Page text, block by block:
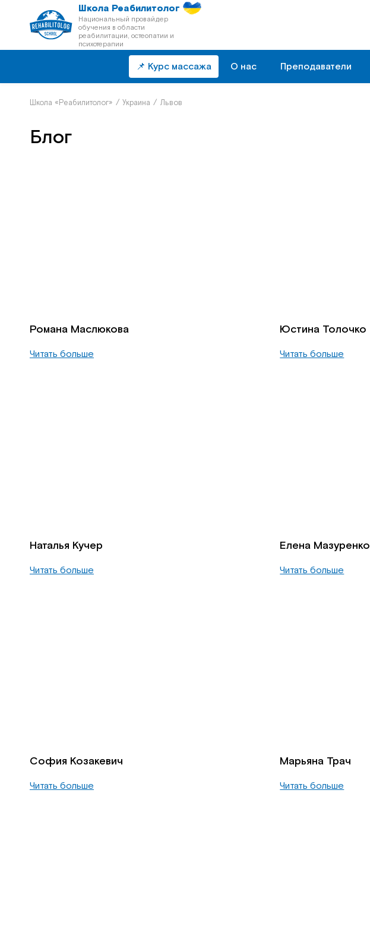
Школа Реабилитолог
Национальный провайдер
обучения в области
реабилитации, остеопатии и
психотерапии
📌 Курс массажа О нас Преподаватели
Школа «Реабилитолог» / Украина / Львов
Блог
Романа Маслюкова
Читать больше
Юстина Толочко
Читать больше
Наталья Кучер
Читать больше
Елена Мазуренко
Читать больше
София Козакевич
Читать больше
Марьяна Трач
Читать больше